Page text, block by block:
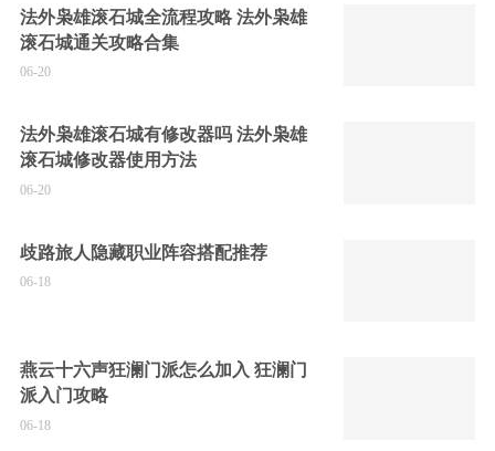
法外枭雄滚石城全流程攻略 法外枭雄
滚石城通关攻略合集
06-20
法外枭雄滚石城有修改器吗 法外枭雄
滚石城修改器使用方法
06-20
歧路旅人隐藏职业阵容搭配推荐
06-18
燕云十六声狂澜门派怎么加入 狂澜门
派入门攻略
06-18